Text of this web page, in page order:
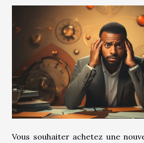
Vous souhaiter achetez une